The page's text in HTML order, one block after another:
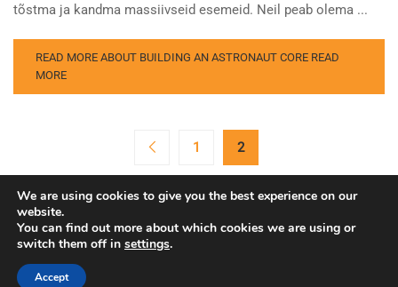
tõstma ja kandma massiivseid esemeid. Neil peab olema ...
READ MORE ABOUT BUILDING AN ASTRONAUT CORE READ
MORE
1 2
Copyright © Euroopa Kosmoseagentuur. Kõik õigused
kaitstud.
We are using cookies to give you the best experience on our
website.
You can find out more about which cookies we are using or
switch them off in settings.
Accept